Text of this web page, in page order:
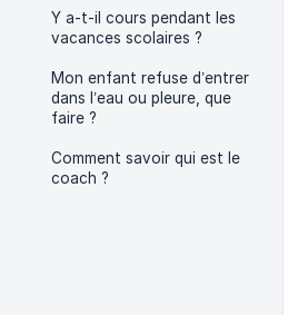
Y a-t-il cours pendant les
vacances scolaires ?
Mon enfant refuse d’entrer
dans l’eau ou pleure, que
faire ?
Comment savoir qui est le
coach ?